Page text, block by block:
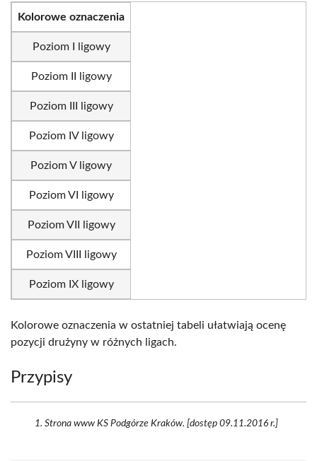
Kolorowe oznaczenia
Poziom I ligowy
Poziom II ligowy
Poziom III ligowy
Poziom IV ligowy
Poziom V ligowy
Poziom VI ligowy
Poziom VII ligowy
Poziom VIII ligowy
Poziom IX ligowy
Kolorowe oznaczenia w ostatniej tabeli ułatwiają ocenę
pozycji drużyny w różnych ligach.
Przypisy
Strona www KS Podgórze Kraków. [dostęp 09.11.2016 r.]